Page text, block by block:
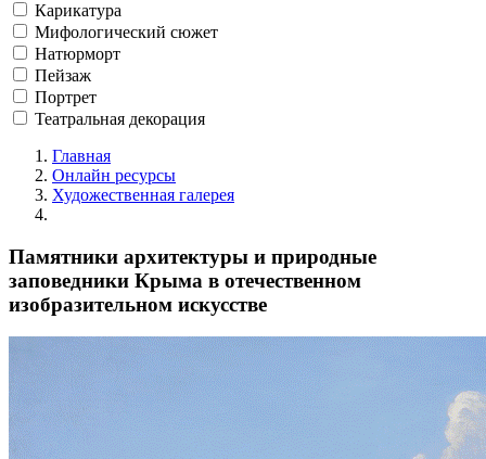
Карикатура
Мифологический сюжет
Натюрморт
Пейзаж
Портрет
Театральная декорация
Главная
Онлайн ресурсы
Художественная галерея
Памятники архитектуры и природные
заповедники Крыма в отечественном
изобразительном искусстве